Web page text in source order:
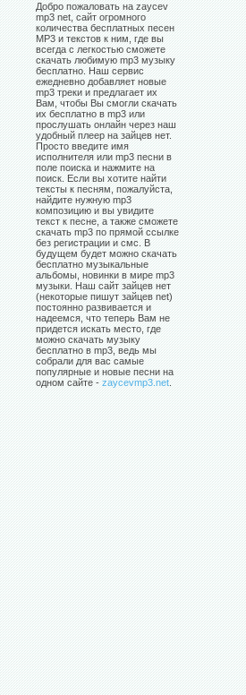
Добро пожаловать на zaycev
mp3 net, сайт огромного
количества бесплатных песен
MP3 и текстов к ним, где вы
всегда с легкостью сможете
скачать любимую mp3 музыку
бесплатно. Наш сервис
ежедневно добавляет новые
mp3 треки и предлагает их
Вам, чтобы Вы смогли скачать
их бесплатно в mp3 или
прослушать онлайн через наш
удобный плеер на зайцев нет.
Просто введите имя
исполнителя или mp3 песни в
поле поиска и нажмите на
поиск. Если вы хотите найти
тексты к песням, пожалуйста,
найдите нужную mp3
композицию и вы увидите
текст к песне, а также сможете
скачать mp3 по прямой ссылке
без регистрации и смс. В
будущем будет можно скачать
бесплатно музыкальные
альбомы, новинки в мире mp3
музыки. Наш сайт зайцев нет
(некоторые пишут зайцев net)
постоянно развивается и
надеемся, что теперь Вам не
придется искать место, где
можно скачать музыку
бесплатно в mp3, ведь мы
собрали для вас самые
популярные и новые песни на
одном сайте -zaycevmp3.net.